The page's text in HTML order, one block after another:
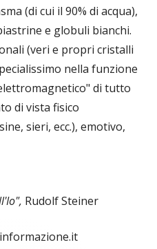
(di cui il 90% di acqua),
e globuli bianchi.
(veri e propri cristalli
nella funzione
di tutto
di vista fisico
sieri, ecc.), emotivo,
Rudolf Steiner